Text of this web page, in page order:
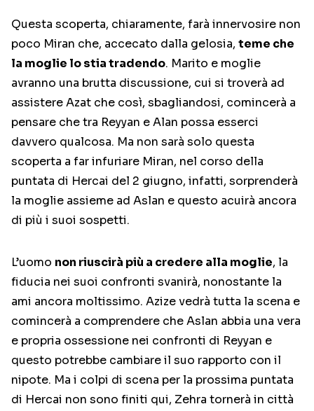
Questa scoperta, chiaramente, farà innervosire non
poco Miran che, accecato dalla gelosia, teme che
la moglie lo stia tradendo. Marito e moglie
avranno una brutta discussione, cui si troverà ad
assistere Azat che così, sbagliandosi, comincerà a
pensare che tra Reyyan e Alan possa esserci
davvero qualcosa. Ma non sarà solo questa
scoperta a far infuriare Miran, nel corso della
puntata di Hercai del 2 giugno, infatti, sorprenderà
la moglie assieme ad Aslan e questo acuirà ancora
di più i suoi sospetti.
L’uomo non riuscirà più a credere alla moglie, la
fiducia nei suoi confronti svanirà, nonostante la
ami ancora moltissimo. Azize vedrà tutta la scena e
comincerà a comprendere che Aslan abbia una vera
e propria ossessione nei confronti di Reyyan e
questo potrebbe cambiare il suo rapporto con il
nipote. Ma i colpi di scena per la prossima puntata
di Hercai non sono finiti qui, Zehra tornerà in città